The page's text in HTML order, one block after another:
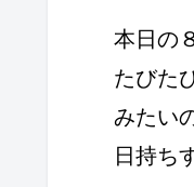
本日の
たびた
みたい
日持ち